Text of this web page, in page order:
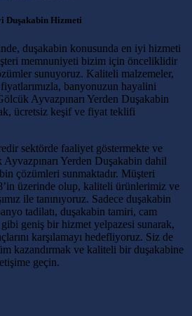
Duşakabin Hizmeti
duşakabin konusunda en iyi hizmeti
memnuniyeti bizim için önceliklidir
sunuyoruz. Kaliteli malzemeler,
banyonuzun hayalini
Ayvazpınarı Yerden Duşakabin
ücretsiz keşif ve fiyat teklifi
sektörde faaliyet göstermekte ve
Yerden Duşakabin dahil
çözümleri sunmaktadır. Müşteri
üzerinde olup, kaliteli ürünlerimiz ve
ile tanınıyoruz. Sadece duşakabin
tadilatı, duşakabin tamiri, cam
geniş bir hizmet yelpazesi sunarak,
karşılamayı hedefliyoruz. Siz de
kazandırmak ve kaliteli bir duşakabine
geçin.